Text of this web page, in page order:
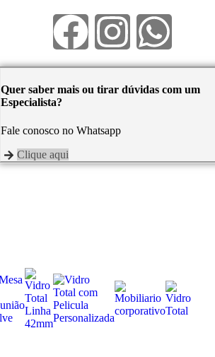
Quer saber mais ou tirar dúvidas com um
Especialista?
Fale conosco no Whatsapp
Clique aqui